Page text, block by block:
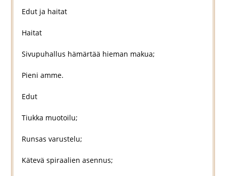
Edut ja haitat
Haitat
Sivupuhallus hämärtää hieman makua;
Pieni amme.
Edut
Tiukka muotoilu;
Runsas varustelu;
Kätevä spiraalien asennus;